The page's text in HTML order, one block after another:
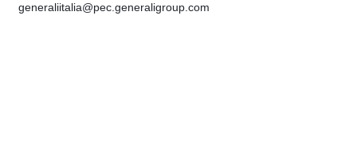
generaliitalia@pec.generaligroup.com